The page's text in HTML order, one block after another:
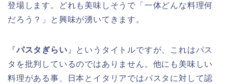
登場します。どれも美味しそうで「一体どんな料理何
だろう？」と興味が湧いてきます。
『パスタぎらい 』というタイトルですが、これはパス
タを批判しているのではありません。他にも美味しい
料理がある事、日本とイタリアではパスタに対して認